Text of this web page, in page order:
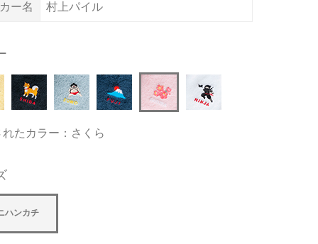
ー名 村上パイル
たカラー：さくら
ハンカチ